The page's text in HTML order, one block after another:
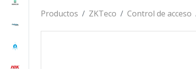
Productos ZKTeco Control de acceso